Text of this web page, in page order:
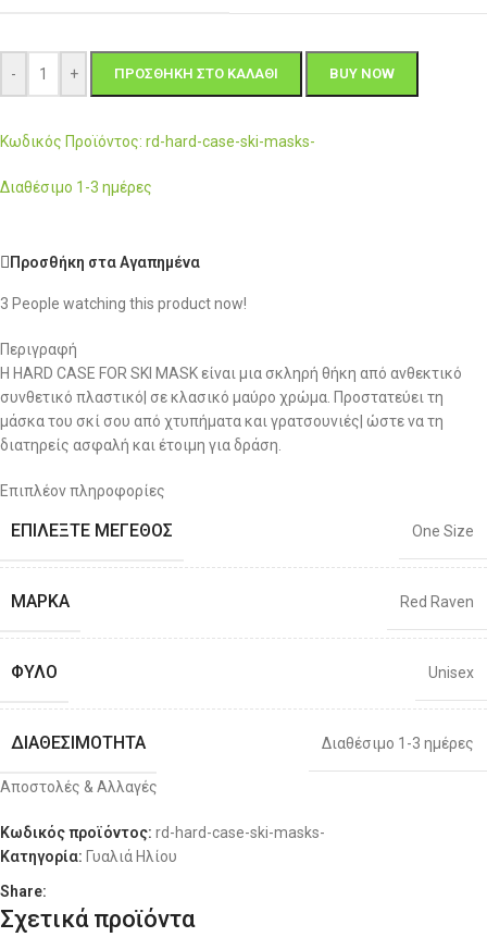
- + ΠΡΟΣΘΉΚΗ ΣΤΟ ΚΑΛΆΘΙ BUY NOW
Κωδικός Προϊόντος: rd-hard-case-ski-masks-
Διαθέσιμο 1-3 ημέρες
Προσθήκη στα Αγαπημένα
3 People watching this product now!
Περιγραφή
Η HARD CASE FOR SKI MASK είναι μια σκληρή θήκη από ανθεκτικό
συνθετικό πλαστικό| σε κλασικό μαύρο χρώμα. Προστατεύει τη
μάσκα του σκί σου από χτυπήματα και γρατσουνιές| ώστε να τη
διατηρείς ασφαλή και έτοιμη για δράση.
Επιπλέον πληροφορίες
ΕΠΙΛΈΞΤΕ ΜΈΓΕΘΟΣ One Size
ΜΆΡΚΑ Red Raven
ΦΎΛΟ Unisex
ΔΙΑΘΕΣΙΜΌΤΗΤΑ Διαθέσιμο 1-3 ημέρες
Αποστολές & Αλλαγές
Κωδικός προϊόντος: rd-hard-case-ski-masks-
Κατηγορία: Γυαλιά Ηλίου
Share:
Σχετικά προϊόντα